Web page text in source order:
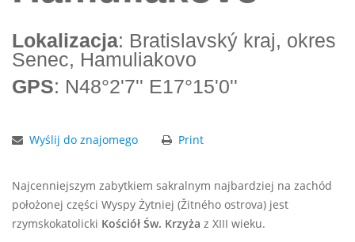
Lokalizacja: Bratislavský kraj, okres
Senec, Hamuliakovo
GPS: N48°2'7'' E17°15'0''
Wyślij do znajomego Print
Najcenniejszym zabytkiem sakralnym najbardziej na zachód
położonej części Wyspy Żytniej (Žitného ostrova) jest
rzymskokatolicki Kościół Św. Krzyża z XIII wieku.